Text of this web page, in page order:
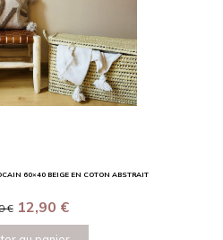
60×40 BEIGE EN COTON ABSTRAIT
€ 12,90 €